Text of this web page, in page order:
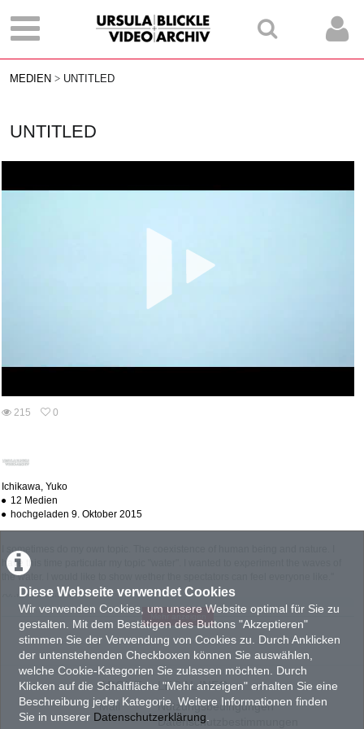
Diese Webseite verwendet Cookies
Wir verwenden Cookies, um unsere Website optimal für Sie zu
gestalten. Mit dem Bestätigen des Buttons "Akzeptieren"
stimmen Sie der Verwendung von Cookies zu. Durch Anklicken
der untenstehenden Checkboxen können Sie auswählen,
welche Cookie-Kategorien Sie zulassen möchten. Durch
Klicken auf die Schaltfläche "Mehr anzeigen" erhalten Sie eine
Beschreibung jeder Kategorie. Weitere Informationen finden
Sie in unserer Datenschutzerklärung
MEDIEN UNTITLED
UNTITLED
215
0
Ichikawa, Yuko
12 Medien
hochgeladen 9. Oktober 2015
I sometimes do my own topic. The coexistence of human being and nature. I
have this time particular my topic "water". I wanted to experiment the waves of
the water. I would like to show wether the spectators can feel everyone like.''
(Yuko Ichikawa)
TAGS: Gesellschaft Natur Umwelt KATEGORIEN: FILM UND VIDEO
PRODUKTIONSLAND
FR : Frankreich
PRODUKTIONSJAHR
2010
ABOUT
Mail
LEGAL INFO
Nutzungsbedingungen
Datenschutzbestimmungen